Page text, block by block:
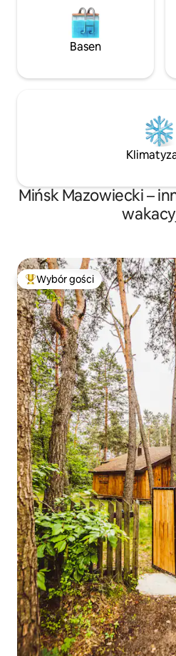
Basen
Mińsk Mazowiecki –
Najpopularniejsze z kategorii
Wybór gości